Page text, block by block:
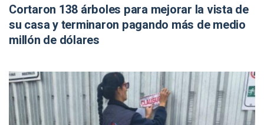
Cortaron 138 árboles para mejorar la vista de
su casa y terminaron pagando más de medio
millón de dólares